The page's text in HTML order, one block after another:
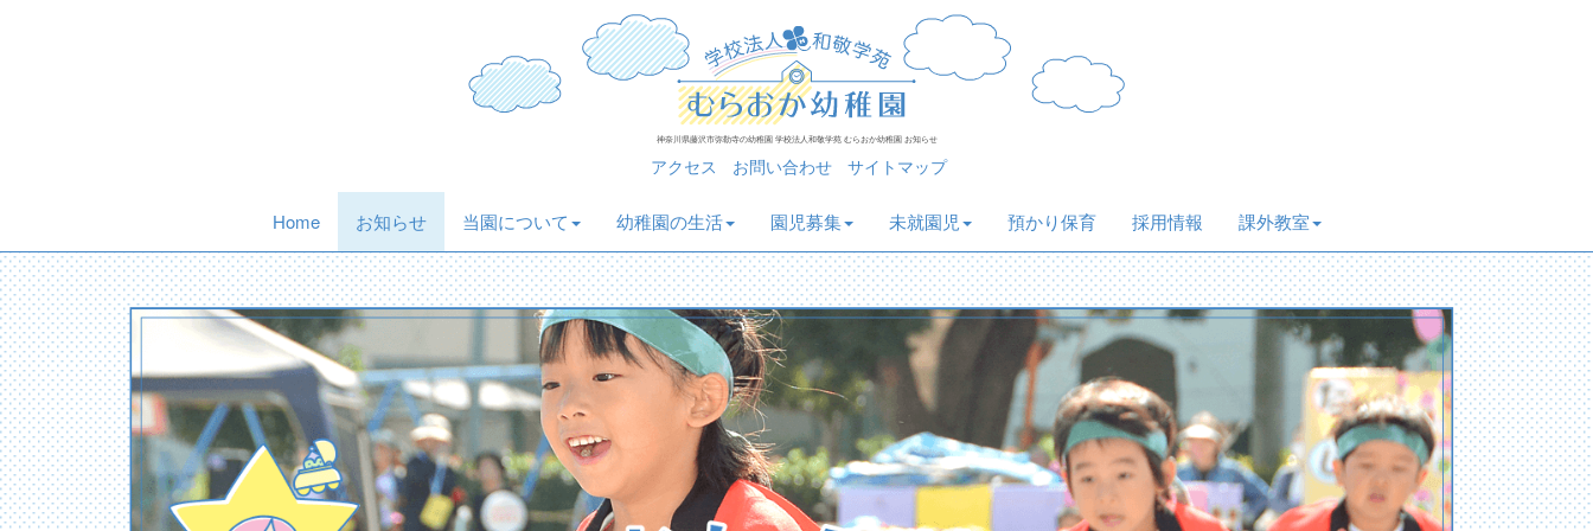
神奈川県藤沢市弥勒寺の幼稚園 学校法人和敬学苑 むらおか幼稚園 お知らせ
アクセス お問い合わせ サイトマップ
Home(current)お知らせ 当園について 幼稚園の生活 園児募集 未就園児 預かり保育 採用情報 課外教室